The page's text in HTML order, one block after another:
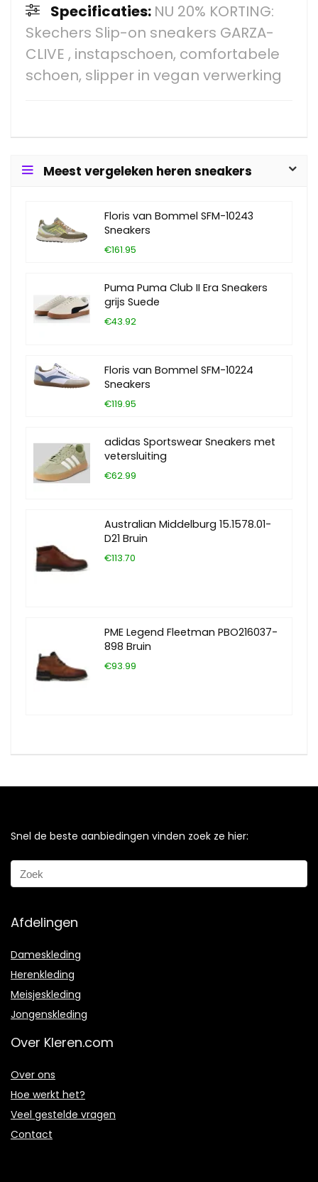
Specificaties: NU 20% KORTING:
Skechers Slip-on sneakers GARZA-
CLIVE , instapschoen, comfortabele
schoen, slipper in vegan verwerking
Meest vergeleken heren sneakers
Floris van Bommel SFM-10243
Sneakers
€161.95
Puma Puma Club II Era Sneakers
grijs Suede
€43.92
Floris van Bommel SFM-10224
Sneakers
€119.95
adidas Sportswear Sneakers met
vetersluiting
€62.99
Australian Middelburg 15.1578.01-
D21 Bruin
€113.70
PME Legend Fleetman PBO216037-
898 Bruin
€93.99
Snel de beste aanbiedingen vinden zoek ze hier:
Afdelingen
Dameskleding
Herenkleding
Meisjeskleding
Jongenskleding
Over Kleren.com
Over ons
Hoe werkt het?
Veel gestelde vragen
Contact